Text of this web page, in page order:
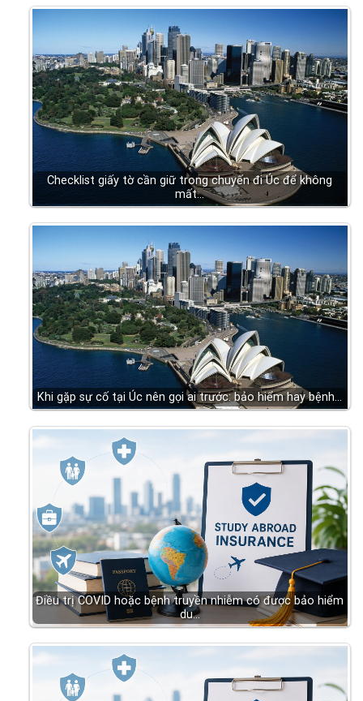
Checklist giấy tờ cần giữ trong chuyến đi Úc để không
mất…
Khi gặp sự cố tại Úc nên gọi ai trước: bảo hiểm hay bệnh…
Điều trị COVID hoặc bệnh truyền nhiễm có được bảo hiểm
du…